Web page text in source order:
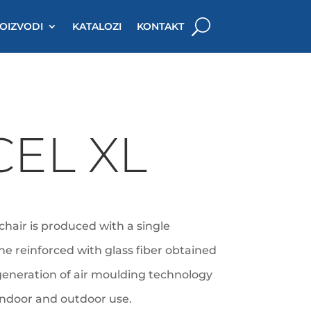
KATALOZI KONTAKT
XL
is produced with a single
reinforced with glass fiber obtained
of air moulding technology
and outdoor use.